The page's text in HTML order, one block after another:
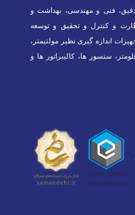
فنی و مهندسی، بهداشت و
و کنترل و تحقیق و توسعه
اندازه گیری نظیر مولتیمتر،
سنسور ها، کالیبراتور ها و